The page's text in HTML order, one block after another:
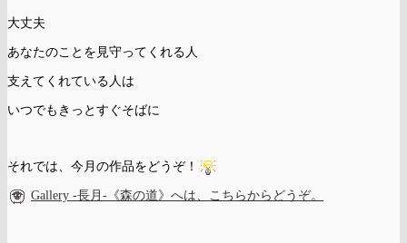
大丈夫
あなたのことを見守ってくれる人
支えてくれている人は
いつでもきっとすぐそばに
それでは、今月の作品をどうぞ！
Gallery -長月-《森の道》へは、こちらからどうぞ。